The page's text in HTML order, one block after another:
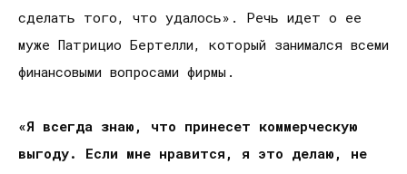
сделать того, что удалось». Речь идет о ее
муже Патрицио Бертелли, который занимался всеми
финансовыми вопросами фирмы.
«Я всегда знаю, что принесет коммерческую
выгоду. Если мне нравится, я это делаю, не